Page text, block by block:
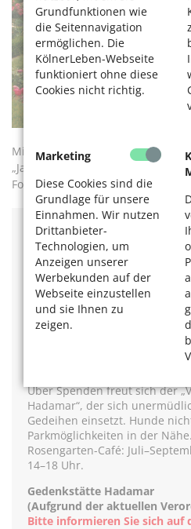
Grundfunktionen wie
die Seitennavigation
ermöglichen. Die
KölnerLeben-Webseite
funktioniert ohne diese
Cookies nicht richtig.
Marketing
Diese Cookies sind die
Grundlage für unsere
Einnahmen. Wir nutzen
Drittanbieter-
Technologien, um
Anzeigen unserer
Werbekunden auf der
Webseite einzustellen
und sie Ihnen zu
zeigen.
Mit freundlicher Unterstützung
„Jahresringe“
Fotos: Bernd Schneider /
Rosengarten Hadamar
Auf dem Herzenberg 2
65589 Hadamar
Information und Führung:
Tel. 0178 / 541 66 04
Mehr Infos
auf der Webseite
Über Spenden freut sich der
Hadamar“, der sich
Gedeihen einsetzt. Hunde
Parkmöglichkeiten in der Nähe.
Rosengarten-Café:
14–18 Uhr.
Gedenkstätte Hadamar
(Aufgrund der aktuellen
Bitte informieren Sie sich auf